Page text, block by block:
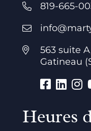
819-665-
563 suite
Gatineau
Heures